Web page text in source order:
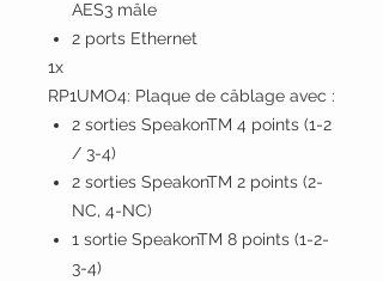
AES3 mâle
2 ports Ethernet
1x
RP1UMO4: Plaque de câblage avec :
2 sorties SpeakonTM 4 points (1-2
/ 3-4)
2 sorties SpeakonTM 2 points (2-
NC, 4-NC)
1 sortie SpeakonTM 8 points (1-2-
3-4)